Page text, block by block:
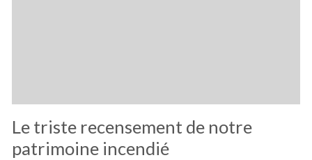
Le triste recensement de notre
patrimoine incendié